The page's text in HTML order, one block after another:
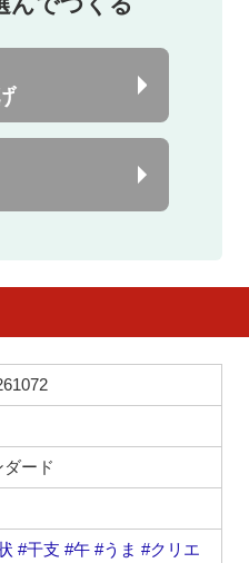
ダード
#干支 #午 #うま #クリエ